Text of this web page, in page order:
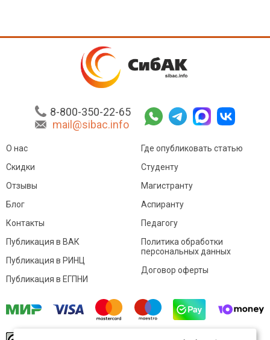
8-800-350-22-65
mail@sibac.info
О нас
Скидки
Отзывы
Блог
Контакты
Где опубликовать статью
Студенту
Магистранту
Аспиранту
Педагогу
Публикация в ВАК
Публикация в РИНЦ
Публикация в ЕГПНИ
Политика обработки
персональных данных
Договор оферты